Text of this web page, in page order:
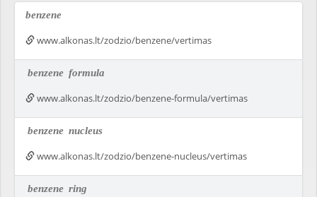
benzene
www.alkonas.lt/zodzio/benzene/vertimas
benzene formula
www.alkonas.lt/zodzio/benzene-formula/vertimas
benzene nucleus
www.alkonas.lt/zodzio/benzene-nucleus/vertimas
benzene ring